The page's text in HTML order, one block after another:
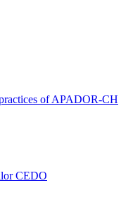
of APADOR-CH
CEDO